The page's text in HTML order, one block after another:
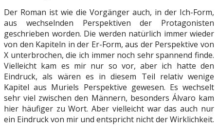
Der Roman ist wie die Vorgänger auch, in der Ich-Form,
aus wechselnden Perspektiven der Protagonisten
geschrieben worden. Die werden natürlich immer wieder
von den Kapiteln in der Er-Form, aus der Perspektive von
X unterbrochen, die ich immer noch sehr spannend finde.
Vielleicht kam es mir nur so vor, aber ich hatte den
Eindruck, als wären es in diesem Teil relativ wenige
Kapitel aus Muriels Perspektive gewesen. Es wechselt
sehr viel zwischen den Männern, besonders Álvaro kam
hier häufiger zu Wort. Aber vielleicht war das auch nur
ein Eindruck von mir und entspricht nicht der Wirklichkeit.